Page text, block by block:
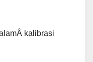
kalibrasi